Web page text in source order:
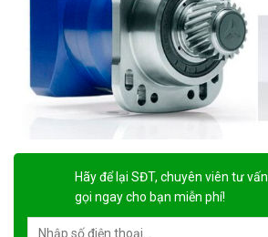
Hãy để lại SĐT, chuyên viên tư vấn
gọi ngay cho bạn miễn phí!